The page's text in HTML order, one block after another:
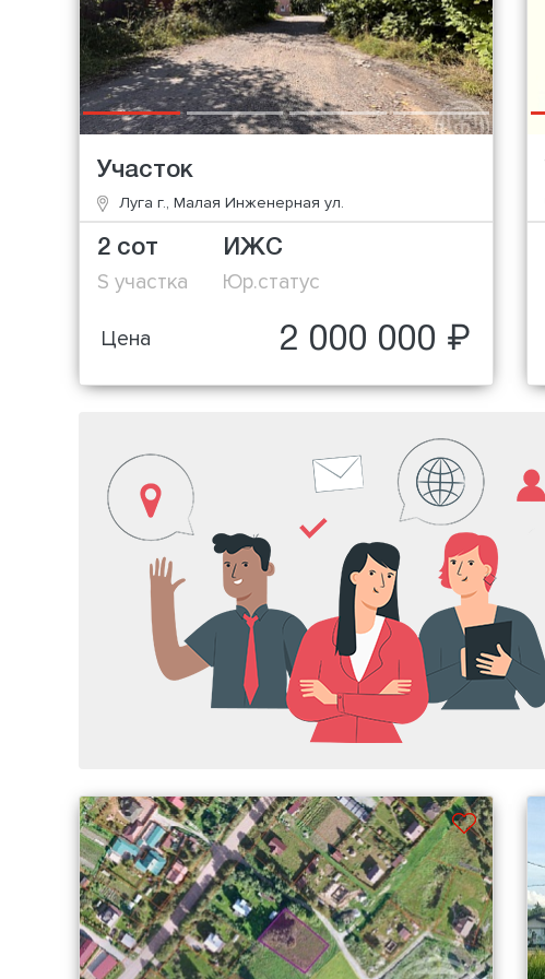
Участок
Луга г., Малая Инженерная ул.
2 сот
S участка
ИЖС
Юр.статус
Цена 2 000 000 ₽